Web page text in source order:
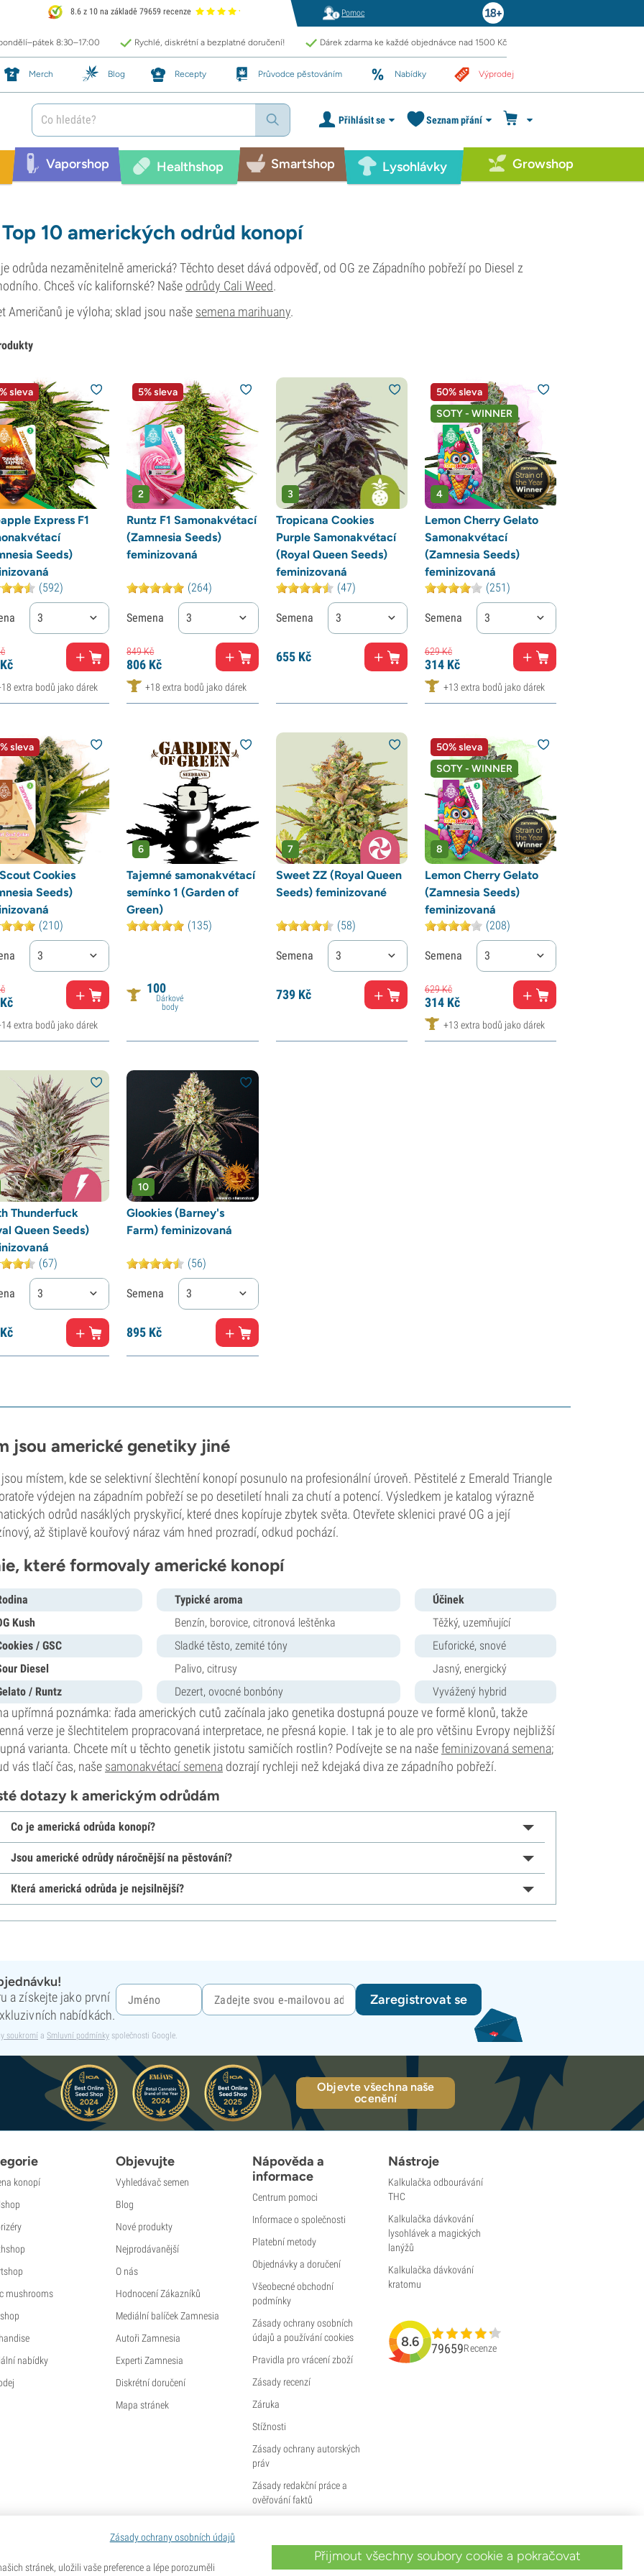
8.6 z 10 na základě 79659 recenze Pomoc
8:30–17:00 Rychlé, diskrétní a bezplatné doručení! Dárek zdarma ke každé objednávce nad 1500 Kč
Merch Blog Recepty Průvodce pěstováním Nabídky Výprodej
Přihlásit se Seznam přání
Vaporshop Healthshop Smartshop Lysohlávky Growshop
Top 10 amerických odrůd konopí
odrůda nezaměnitelně americká? Těchto deset dává odpověď, od OG ze Západního pobřeží po Diesel z
Chceš víc kalifornské? Naše odrůdy Cali Weed.
Američanů je výloha; sklad jsou naše semena marihuany.
sleva
Express F1
Seeds)
(592)
3
Kč
extra bodů jako dárek
5% sleva
2
Runtz F1 Samonakvétací
(Zamnesia Seeds)
feminizovaná
(264)
Semena 3
849Kč
806 Kč
+18 extra bodů jako dárek
3
Tropicana Cookies
Purple Samonakvétací
(Royal Queen Seeds)
feminizovaná
(47)
Semena 3
655Kč
50% sleva
SOTY - WINNER
4
Lemon Cherry Gelato
Samonakvétací
(Zamnesia Seeds)
feminizovaná
(251)
Semena 3
629Kč
314Kč
+13 extra bodů jako dárek
sleva
Cookies
Seeds)
(210)
3
Kč
extra bodů jako dárek
6
Tajemné samonakvétací
semínko 1 (Garden of
Green)
(135)
100
Dárkové
body
7
Sweet ZZ (Royal Queen
Seeds) feminizované
(58)
Semena 3
739Kč
50% sleva
SOTY - WINNER
8
Lemon Cherry Gelato
(Zamnesia Seeds)
feminizovaná
(208)
Semena 3
629Kč
314Kč
+13 extra bodů jako dárek
Thunderfuck
Queen Seeds)
(67)
3
Kč
10
Glookies (Barney's
Farm) feminizovaná
(56)
Semena 3
895 Kč
jsou americké genetiky jiné
jsou místem, kde se selektivní šlechtění konopí posunulo na profesionální úroveň. Pěstitelé z Emerald Triangle
výdejen na západním pobřeží se po desetiletí hnali za chutí a potencí. Výsledkem je katalog výrazně
odrůd nasáklých pryskyřicí, které dnes kopíruje zbytek světa. Otevřete sklenici pravé OG a její
až štiplavě kouřový náraz vám hned prozradí, odkud pochází.
které formovaly americké konopí
Typické aroma
Účinek
Kush
Benzín, borovice, citronová leštěnka
Těžký, uzemňující
/ GSC
Sladké těsto, zemité tóny
Euforické, snové
Diesel
Palivo, citrusy
Jasný, energický
/ Runtz
Dezert, ovocné bonbóny Vyvážený hybrid
upřímná poznámka: řada amerických cutů začínala jako genetika dostupná pouze ve formě klonů, takže
verze je šlechtitelem propracovaná interpretace, ne přesná kopie. I tak je to ale pro většinu Evropy nejbližší
varianta. Chcete mít u těchto genetik jistotu samičích rostlin? Podívejte se na našefeminizovaná semena;
vás tlačí čas, naše samonakvétací semena dozrají rychleji než kdejaká diva ze západního pobřeží.
dotazy k americkým odrůdám
Co je americká odrůda konopí?
Jsou americké odrůdy náročnější na pěstování?
Která americká odrůda je nejsilnější?
a získejte jako první
nabídkách.
Zaregistrovat se
soukromí a Smluvní podmínky společnosti Google.
Objevte všechna naše
ocenění
konopí
mushrooms
nabídky
Objevujte
Vyhledávač semen
Blog
Nové produkty
Nejprodávanější
O nás
Hodnocení Zákazníků
Mediální balíček Zamnesia
Autoři Zamnesia
Experti Zamnesia
Diskrétní doručení
Mapa stránek
Nápověda a
informace
Centrum pomoci
Informace o společnosti
Platební metody
Objednávky a doručení
Všeobecné obchodní
podmínky
Zásady ochrany osobních
údajů a používání cookies
Pravidla pro vrácení zboží
Zásady recenzí
Záruka
Stížnosti
Zásady ochrany autorských
práv
Zásady redakční práce a
ověřování faktů
Nástroje
Kalkulačka odbourávání
THC
Kalkulačka dávkování
lysohlávek a magických
lanýžů
Kalkulačka dávkování
kratomu
8.6 79659Recenze
Zásady ochrany osobních údajů
stránek, uložili vaše preference a lépe porozuměli
Přijmout všechny soubory cookie a pokračovat